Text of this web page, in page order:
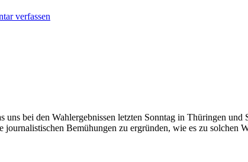
verfassen
bei den Wahlergebnissen letzten Sonntag in Thüringen
Bemühungen zu ergründen, wie es zu solchen